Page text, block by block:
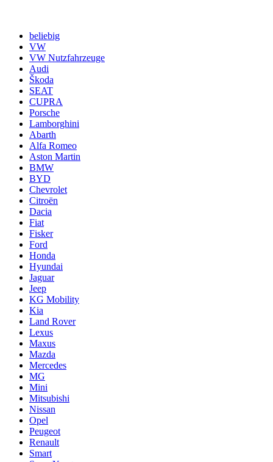
beliebig
VW
VW Nutzfahrzeuge
Audi
Škoda
SEAT
CUPRA
Porsche
Lamborghini
Abarth
Alfa Romeo
Aston Martin
BMW
BYD
Chevrolet
Citroën
Dacia
Fiat
Fisker
Ford
Honda
Hyundai
Jaguar
Jeep
KG Mobility
Kia
Land Rover
Lexus
Maxus
Mazda
Mercedes
MG
Mini
Mitsubishi
Nissan
Opel
Peugeot
Renault
Smart